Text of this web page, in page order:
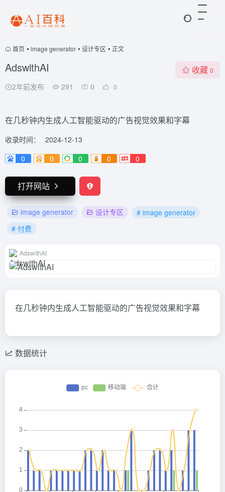
首页 • image generator • 设计专区 • 正文
AdswithAI
2年前发布 291 0 0
收藏 0
在几秒钟内生成人工智能驱动的广告视觉效果和字幕
收录时间：
2024-12-13
0
0 0 0 0
打开网站
image generator 设计专区
# image generator
# 付费
AdswithAI
在几秒钟内生成人工智能驱动的广告视觉效果和字幕
数据统计